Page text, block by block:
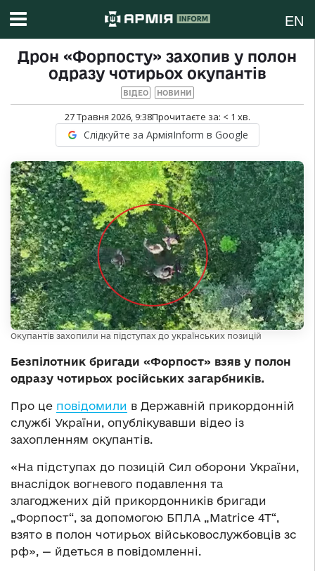
EN
Дрон «Форпосту» захопив у полон
одразу чотирьох окупантів
ВІДЕО НОВИНИ
27 Травня 2026, 9:38Прочитаєте за: < 1 хв.
Слідкуйте за АрміяInform в Google
Окупантів захопили на підступах до українських позицій
Безпілотник бригади «Форпост» взяв у полон
одразу чотирьох російських загарбників.
Про це повідомили в Державній прикордонній
службі України, опублікувавши відео із
захопленням окупантів.
«На підступах до позицій Сил оборони України,
внаслідок вогневого подавлення та
злагоджених дій прикордонників бригади
„Форпост“, за допомогою БПЛА „Matrice 4T“,
взято в полон чотирьох військовослужбовців зс
рф», — йдеться в повідомленні.